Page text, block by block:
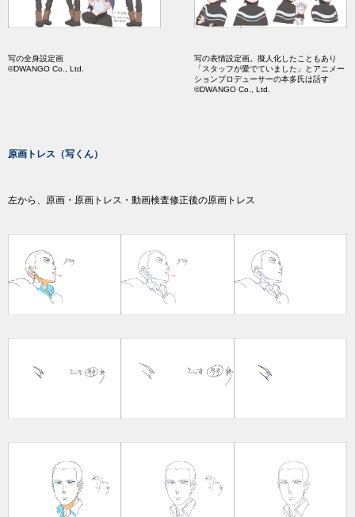
写の全身設定画
©DWANGO Co., Ltd.
写の表情設定画。擬人化したこともあり
「スタッフが愛でていました」とアニメー
ションプロデューサーの本多氏は話す
©DWANGO Co., Ltd.
原画トレス（写くん）
左から、原画・原画トレス・動画検査修正後の原画トレス